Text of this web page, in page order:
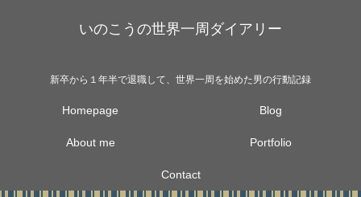
いのこうの世界一周ダイアリー
新卒から１年半で退職して、世界一周を始めた男の行動記録
Homepage Blog
About me Portfolio
Contact